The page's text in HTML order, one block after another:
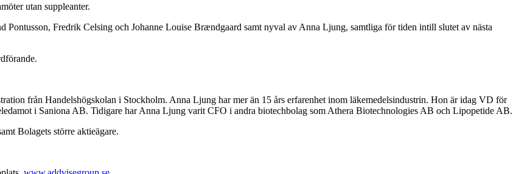
utan suppleanter.
Pontusson, Fredrik Celsing och Johanne Louise Brændgaard samt nyval av Anna Ljung, samtliga för tiden intill slutet av nästa
från Handelshögskolan i Stockholm. Anna Ljung har mer än 15 års erfarenhet inom läkemedelsindustrin. Hon är idag VD för
i Saniona AB. Tidigare har Anna Ljung varit CFO i andra biotechbolag som Athera Biotechnologies AB och Lipopetide AB.
Bolagets större aktieägare.